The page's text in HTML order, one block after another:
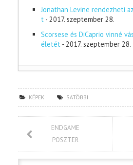
Jonathan Levine rendezheti
t - 2017. szeptember 28.
Scorsese és DiCaprio vinné
életét - 2017. szeptember 28.
KÉPEK SATÖBBI
ENDGAME
POSZTER